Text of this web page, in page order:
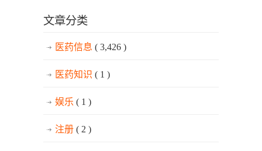
文章分类
医药信息 ( 3,426 )
医药知识 ( 1 )
娱乐 ( 1 )
注册 ( 2 )